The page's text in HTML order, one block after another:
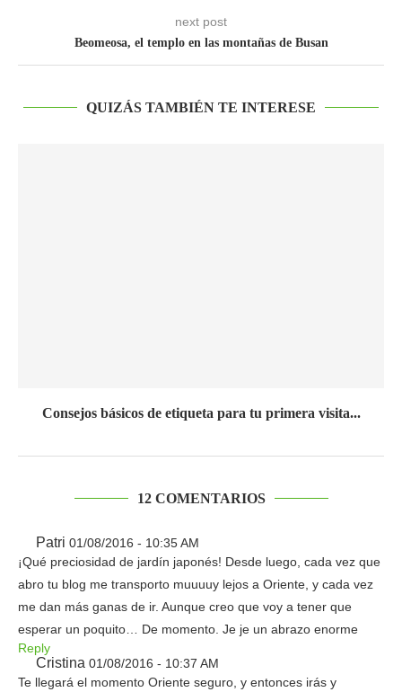
next post
Beomeosa, el templo en las montañas de Busan
QUIZÁS TAMBIÉN TE INTERESE
Consejos básicos de etiqueta para tu primera visita...
12 COMENTARIOS
Patri 01/08/2016 - 10:35 AM
¡Qué preciosidad de jardín japonés! Desde luego, cada vez que
abro tu blog me transporto muuuuy lejos a Oriente, y cada vez
me dan más ganas de ir. Aunque creo que voy a tener que
esperar un poquito… De momento. Je je un abrazo enorme
Reply
Cristina 01/08/2016 - 10:37 AM
Te llegará el momento Oriente seguro, y entonces irás y